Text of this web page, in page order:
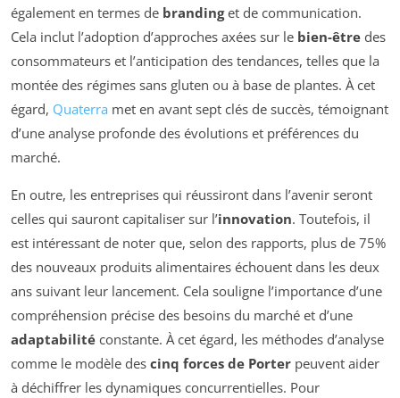
également en termes de brandinget de communication.
Cela inclut l’adoption d’approches axées sur le bien-être des
consommateurs et l’anticipation des tendances, telles que la
montée des régimes sans gluten ou à base de plantes. À cet
égard, Quaterra met en avant sept clés de succès, témoignant
d’une analyse profonde des évolutions et préférences du
marché.
En outre, les entreprises qui réussiront dans l’avenir seront
celles qui sauront capitaliser sur l’innovation. Toutefois, il
est intéressant de noter que, selon des rapports, plus de 75%
des nouveaux produits alimentaires échouent dans les deux
ans suivant leur lancement. Cela souligne l’importance d’une
compréhension précise des besoins du marché et d’une
adaptabilité constante. À cet égard, les méthodes d’analyse
comme le modèle des cinq forces de Porter peuvent aider
à déchiffrer les dynamiques concurrentielles. Pour